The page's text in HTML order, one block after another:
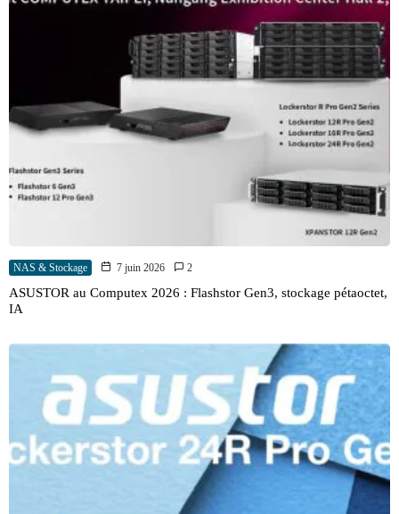
NAS & Stockage 7 juin 2026 2
ASUSTOR au Computex 2026 : Flashstor Gen3, stockage pétaoctet,
IA